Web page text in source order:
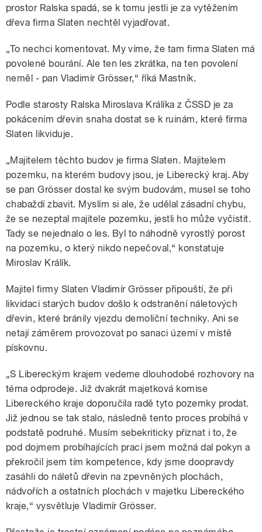
prostor Ralska spadá, se k tomu jestli je za vytěžením
dřeva firma Slaten nechtěl vyjadřovat.
„To nechci komentovat. My víme, že tam firma Slaten má
povolené bourání. Ale ten les zkrátka, na ten povolení
neměl - pan Vladimír Grösser,“ říká Mastník.
Podle starosty Ralska Miroslava Králíka z ČSSD je za
pokácením dřevin snaha dostat se k ruinám, které firma
Slaten likviduje.
„Majitelem těchto budov je firma Slaten. Majitelem
pozemku, na kterém budovy jsou, je Liberecký kraj. Aby
se pan Grösser dostal ke svým budovám, musel se toho
chabaždí zbavit. Myslím si ale, že udělal zásadní chybu,
že se nezeptal majitele pozemku, jestli ho může vyčistit.
Tady se nejednalo o les. Byl to náhodně vyrostlý porost
na pozemku, o který nikdo nepečoval,“ konstatuje
Miroslav Králík.
Majitel firmy Slaten Vladimír Grösser připouští, že při
likvidaci starých budov došlo k odstranění náletových
dřevin, které bránily vjezdu demoliční techniky. Ani se
netají záměrem provozovat po sanaci území v místě
pískovnu.
„S Libereckým krajem vedeme dlouhodobé rozhovory na
téma odprodeje. Již dvakrát majetková komise
Libereckého kraje doporučila radě tyto pozemky prodat.
Již jednou se tak stalo, následně tento proces probíhá v
podstatě podruhé. Musím sebekriticky přiznat i to, že
pod dojmem probíhajících prací jsem možná dal pokyn a
překročil jsem tím kompetence, kdy jsme doopravdy
zasáhli do náletů dřevin na zpevněných plochách,
nádvořích a ostatních plochách v majetku Libereckého
kraje,“ vysvětluje Vladimír Grösser.